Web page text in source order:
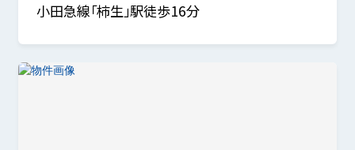
小田急線「柿生」駅徒歩16分